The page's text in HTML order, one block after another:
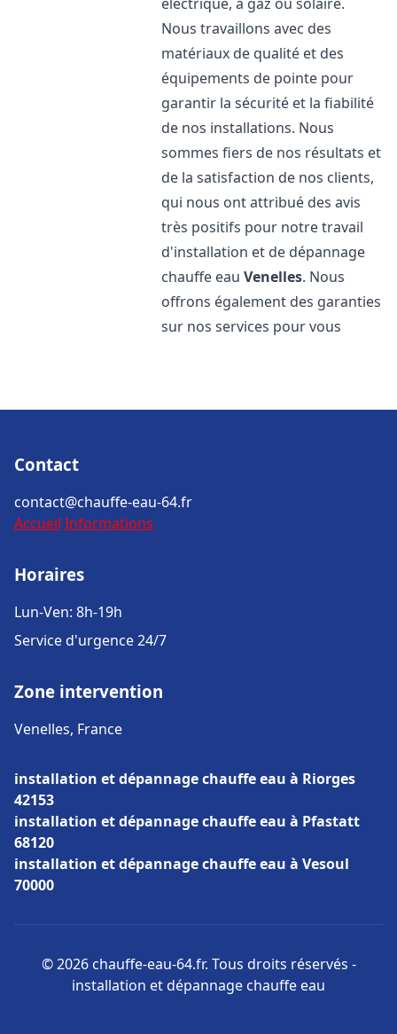
Nous travaillons avec des
matériaux de qualité et des
équipements de pointe pour
garantir la sécurité et la fiabilité
de nos installations. Nous
sommes fiers de nos résultats et
de la satisfaction de nos clients,
qui nous ont attribué des avis
très positifs pour notre travail
d'installation et de dépannage
chauffe eauVenelles. Nous
offrons également des garanties
sur nos services pour vous
Contact
contact@chauffe-eau-64.fr
Accueil Informations
Horaires
Lun-Ven: 8h-19h
Service d'urgence 24/7
Zone intervention
Venelles, France
installation et dépannage chauffe eau à Riorges
42153
installation et dépannage chauffe eau à Pfastatt
68120
installation et dépannage chauffe eau à Vesoul
70000
© 2026 chauffe-eau-64.fr. Tous droits réservés -
installation et dépannage chauffe eau